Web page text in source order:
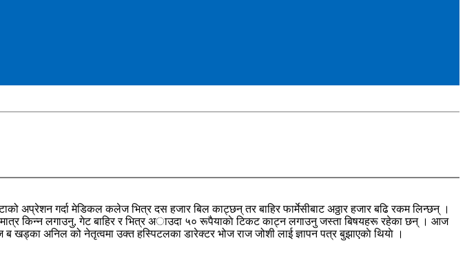
गर्दा मेडिकल कलेज भित्र दस हजार बिल काट्छन् तर बाहिर फार्मेसीबाट अठ्ठार हजार बढि रकम लिन्छन् ।
किन्न लगाउनु, गेट बाहिर र भित्र अाउदा ५० रूपैयाकाे टिकट काट्न लगाउनु जस्ता बिषयहरू रहेका छन् । आज
अनिल को नेतृत्वमा उक्त हस्पिटलका डारेक्टर भोज राज जोशी लाई ज्ञापन पत्र बुझाएकाे थियाे ।